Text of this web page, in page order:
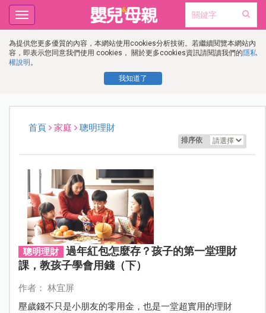
為提供您更多優質的內容，本網站使用cookies分析技術。若繼續閱覽本網站內
容，即表示您同意我們使用 cookies， 關於更多cookies資訊請閱讀我們的隱私
權說明 。
我知道了
Toggle
navigation
首頁 家庭 聰明理財
排序依
聰明理財
過年紅包怎麼存？孩子的第一堂理財
課，教孩子學會用錢（下）
作者： 林宜屏
壓歲錢不只是小朋友的零用金，也是一堂超實用的理財